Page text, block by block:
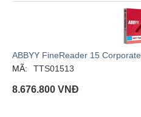
ABBYY FineReader 15 Corporate
MÃ:
TTS01513
8.676.800 VNĐ